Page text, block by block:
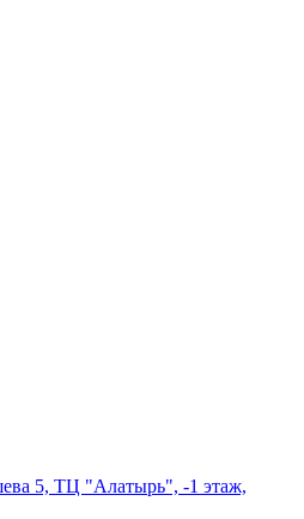
5, ТЦ "Алатырь", -1 этаж,